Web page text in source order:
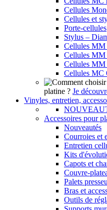
Cellules
Cellules et
Porte-cellules
Stylus –
Cellules MM
Cellules MM
Cellules MM
Cellules MC
platine ? Je
Vinyles, entretien,
Accessoires pour
Nouveautés
Courroies et
Entretien
Kits
Capots et
Couvre-
Palets
Bras et
Outils de